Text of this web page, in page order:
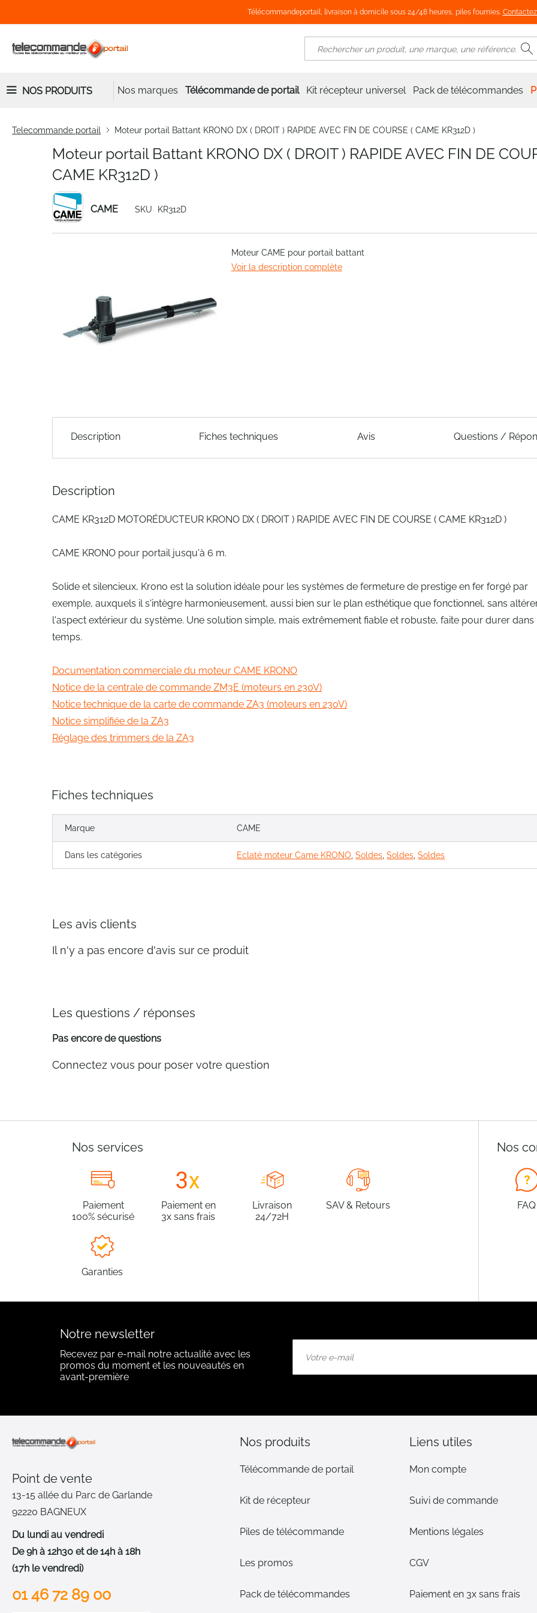
Télécommandeportail, livraison à domicile sous 24/48 heures, piles fournies.
NOS PRODUITS Nos marques Télécommande de portail Kit récepteur universel Pack de télécommandes
Telecommande portail Moteur portail Battant KRONO DX ( DROIT ) RAPIDE AVEC FIN DE COURSE ( CAME KR312D )
Moteur portail Battant KRONO DX ( DROIT ) RAPIDE AVEC FIN DE
CAME KR312D )
CAME SKU KR312D
images
gallery
the
images
Moteur CAME pour portail battant
Voir la description complète
Description Fiches techniques Avis Questions /
Description
CAME KR312D MOTORÉDUCTEUR KRONO DX ( DROIT ) RAPIDE AVEC FIN DE COURSE ( CAME KR312D )
CAME KRONO pour portail jusqu'à 6 m.
Solide et silencieux, Krono est la solution idéale pour les systèmes de fermeture de prestige en fer forgé par
exemple, auxquels il s'intègre harmonieusement, aussi bien sur le plan esthétique que fonctionnel, sans
l'aspect extérieur du système. Une solution simple, mais extrêmement fiable et robuste, faite pour durer dans
temps.
Documentation commerciale du moteur CAME KRONO
Notice de la centrale de commande ZM3E (moteurs en 230V)
Notice technique de la carte de commande ZA3 (moteurs en 230V)
Notice simplifiée de la ZA3
Réglage des trimmers de la ZA3
Fiches techniques
Marque CAME
Dans les catégories Eclaté moteur Came KRONO ,Soldes ,Soldes ,Soldes
Les avis clients
Il n'y a pas encore d'avis sur ce produit
Les questions / réponses
Pas encore de questions
Connectez vous pour poser votre question
Nos services
Paiement
100% sécurisé
Paiement en
3x sans frais
Livraison
24/72H
SAV & Retours
Garanties
Nos
FAQ
Notre newsletter
Recevez par e-mail notre actualité avec les
promos du moment et les nouveautés en
avant-première
notre
:
Point de vente
13-15 allée du Parc de Garlande
92220 BAGNEUX
Du lundi au vendredi
De 9h à 12h30 et de 14h à 18h
(17h le vendredi)
01 46 72 89 00
Nos produits
Télécommande de portail
Kit de récepteur
Piles de télécommande
Les promos
Pack de télécommandes
Liens utiles
Mon compte
Suivi de commande
Mentions légales
CGV
Paiement en 3x sans frais